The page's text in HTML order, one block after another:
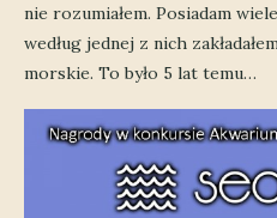
nie rozumiałem. Posiadam
według jednej z nich
morskie. To było 5 lat temu…